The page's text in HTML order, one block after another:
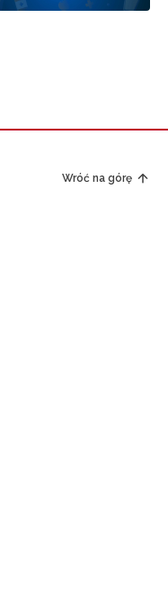
Wróć na górę